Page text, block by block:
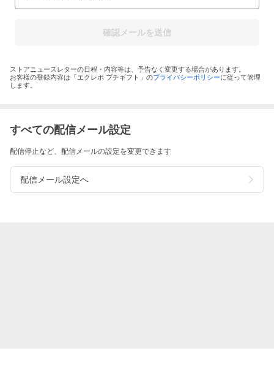
確認メールを送信
ストアニュースレターの日程・内容等は、予告なく変更する場合があります。
お客様の登録内容は「エクレボ プチギフト 」のプライバシーポリシーに従って管理
します。
すべての配信メール設定
配信停止など、配信メールの設定を変更できます
配信メール設定へ